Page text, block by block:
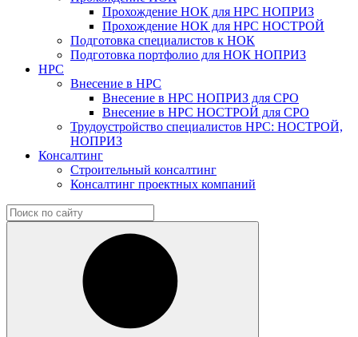
Прохождение НОК для НРС НОПРИЗ
Прохождение НОК для НРС НОСТРОЙ
Подготовка специалистов к НОК
Подготовка портфолио для НОК НОПРИЗ
НРС
Внесение в НРС
Внесение в НРС НОПРИЗ для СРО
Внесение в НРС НОСТРОЙ для СРО
Трудоустройство специалистов НРС: НОСТРОЙ,
НОПРИЗ
Консалтинг
Строительный консалтинг
Консалтинг проектных компаний